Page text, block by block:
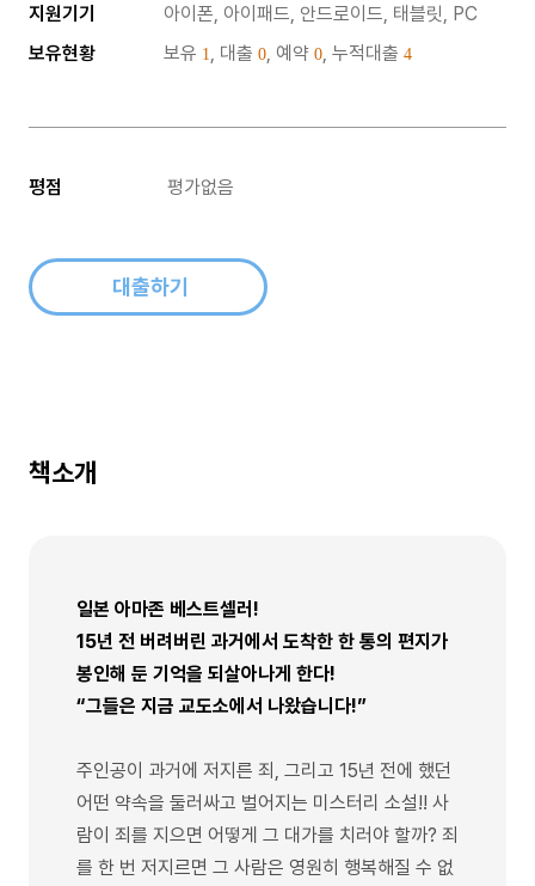
지원기기
아이폰, 아이패드, 안드로이드, 태블릿, PC
보유현황
보유 1 , 대출 0 , 예약 0 , 누적대출 4
평점 평가없음
대출하기
책소개
일본 아마존 베스트셀러!
15년 전 버려버린 과거에서 도착한 한 통의 편지가
봉인해 둔 기억을 되살아나게 한다!
“그들은 지금 교도소에서 나왔습니다!”
주인공이 과거에 저지른 죄, 그리고 15년 전에 했던
어떤 약속을 둘러싸고 벌어지는 미스터리 소설!! 사
람이 죄를 지으면 어떻게 그 대가를 치러야 할까? 죄
를 한 번 저지르면 그 사람은 영원히 행복해질 수 없